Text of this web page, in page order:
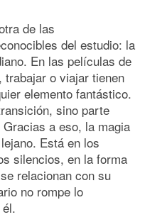
de las
del estudio: la
En las películas de
o viajar tienen
elemento fantástico.
sino parte
a eso, la magia
Está en los
silencios, en la forma
relacionan con su
no rompe lo